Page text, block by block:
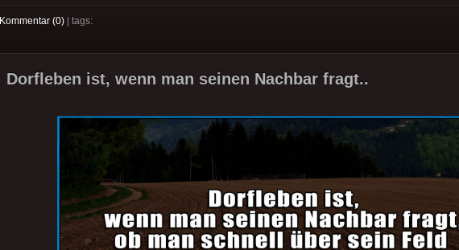
Kommentar (0) | tags:
Dorfleben ist, wenn man seinen Nachbar fragt..